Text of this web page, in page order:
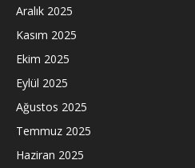
Aralık 2025
Kasım 2025
Ekim 2025
Eylül 2025
Ağustos 2025
Temmuz 2025
Haziran 2025